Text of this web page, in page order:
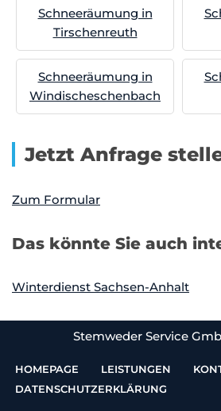
Schneeräumung in
Tirschenreuth
Schneeräumung in
Windischeschenbach
Jetzt Anfrage
Zum Formular
Das könnte Sie auch
Winterdienst Sachsen-Anhalt
Stemweder Service
HOMEPAGE LEISTUNGEN
DATENSCHUTZERKLÄRUNG